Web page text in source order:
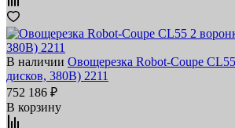
В наличии Овощерезка Robot-Coupe
дисков, 380В) 2211
752 186 ₽
В корзину